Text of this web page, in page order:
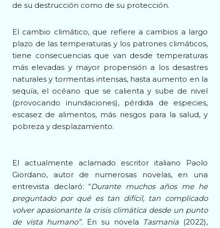
de su destrucción como de su protección.
El cambio climático, que refiere a cambios a largo
plazo de las temperaturas y los patrones climáticos,
tiene consecuencias que van desde temperaturas
más elevadas y mayor propensión a los desastres
naturales y tormentas intensas, hasta aumento en la
sequía, el océano que se calienta y sube de nivel
(provocando inundaciones), pérdida de especies,
escasez de alimentos, más riesgos para la salud, y
pobreza y desplazamiento.
El actualmente aclamado escritor italiano Paolo
Giordano, autor de numerosas novelas, en una
entrevista declaró: “Durante muchos años me he
preguntado por qué es tan difícil, tan complicado
volver apasionante la crisis climática desde un punto
de vista humano”. En su novela Tasmania (2022),